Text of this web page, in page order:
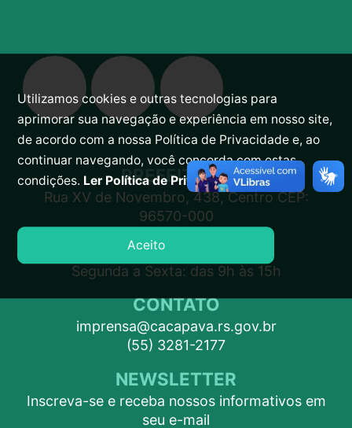
PREFEITURA
Rua XV de Novembro, 438, Centro CEP:
96570-000
ATENDIMENTO
Segunda a Sexta: das 9h às 15h
CONTATO
imprensa@cacapava.rs.gov.br
(55) 3281-2177
NEWSLETTER
Inscreva-se e receba nossos informativos em
seu e-mail
Utilizamos cookies e outras tecnologias para
aprimorar sua navegação e experiência em nosso site,
de acordo com a nossa Política de Privacidade e, ao
continuar navegando, você concorda com estas
condições. Ler Política de Privacidade.
Aceito